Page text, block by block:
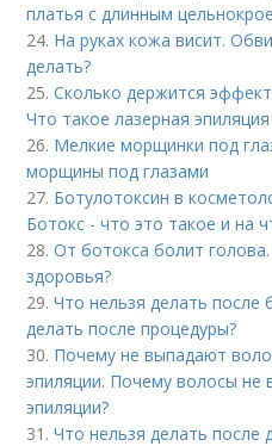
платья с длинным
24. На руках кожа висит.
делать?
25.Сколько держится
Что такое лазерная эпиляция
26. Мелкие морщинки под
морщины под глазами
27. Ботулотоксин в
Ботокс - что это такое и на
28.От ботокса болит
здоровья?
29.Что нельзя делать после
делать после процедуры?
30. Почему не выпадают
эпиляции. Почему волосы не
эпиляции?
31.Что нельзя делать после